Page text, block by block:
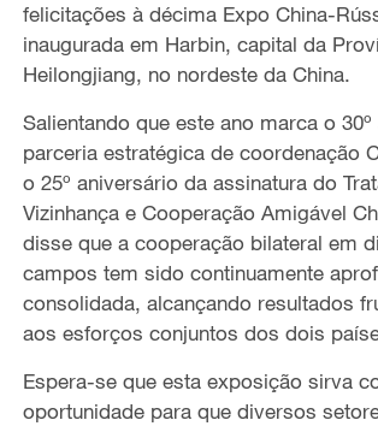
felicitações à décima Expo China-
inaugurada em Harbin, capital da
Heilongjiang, no nordeste da China.
Salientando que este ano marca o
parceria estratégica de coordenação
o 25º aniversário da assinatura do
Vizinhança e Cooperação Amigável
disse que a cooperação bilateral em
campos tem sido continuamente
consolidada, alcançando resultados
aos esforços conjuntos dos dois
Espera-se que esta exposição sirva
oportunidade para que diversos